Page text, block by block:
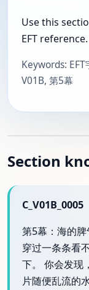
Use this
EFT reference.
Keywords: EFT
V01B, 第5幕
Section
C_V01B_0005
第5幕：海的脾
穿过一条条看
下。 你会发现
片随便乱流的